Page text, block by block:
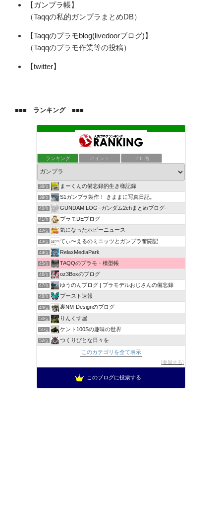
【ガンプラ帳】
（Taqqの私的ガンプラまとめDB）
【Taqqのプラモblog(livedoorブログ)】
（Taqqのプラモ作業等の投稿）
【twitter】
■■■ ランキング ■■■
ランキング ポイント ブロ画
38位 まーくんの備忘録的生き様記録
39位 S1ガンプラ製作！ きままに写真日記。
40位 GUNDAM.LOG -ガンダム2chまとめブログ-
41位 プラモDEブログ
42位 気になったホビーニュース
43位 てぃ〜えるのミニッツとガンプラ奮闘記
44位 RelaxMediaPark
45位 TAQQのプラモ・模型帳
46位 oz3Boxのブログ
47位 ゆうのんブログ | プラモデルおじさんの備忘録
48位 ブースト速報
49位 裏NM-Designのブログ
50位 りんくす屋
51位 ケント100Sの趣味の世界
52位 つくりびとな日々を
このカテゴリを全て表示
参加する
このブログに投票する